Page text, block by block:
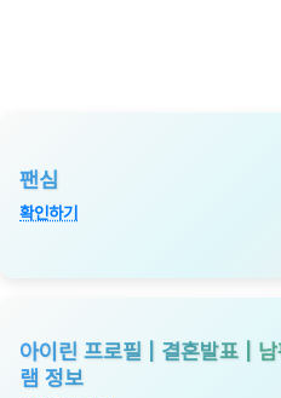
팬심
확인하기
아이린 프로필 | 결혼발표 |
램 정보